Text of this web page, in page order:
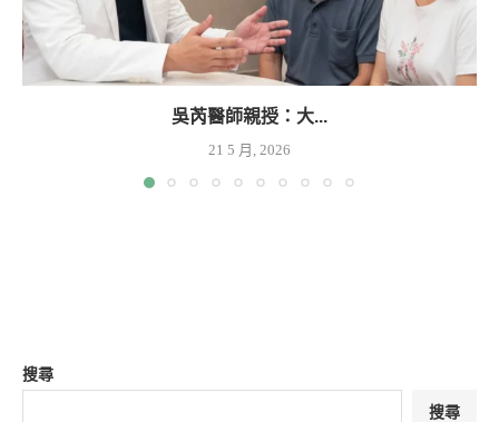
吳芮醫師親授：大...
21 5 月, 2026
搜尋
搜尋